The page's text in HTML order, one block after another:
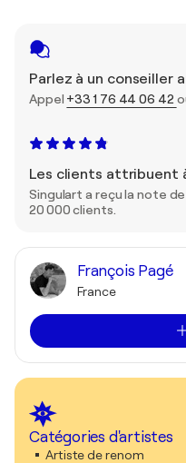
Parlez à un conseiller
Appel +33 1 76 44 06 42
Les clients attribuent
Singulart a reçu la note
20 000 clients.
François Pagé
France
Catégories d'artistes
Artiste de renom